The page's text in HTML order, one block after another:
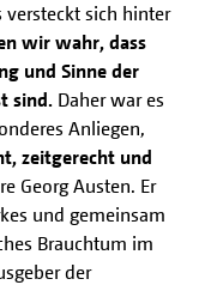
versteckt sich hinter
wir wahr, dass
und Sinne der
sind. Daher war es
Anliegen,
zeitgerecht und
Georg Austen. Er
und gemeinsam
Brauchtum im
der